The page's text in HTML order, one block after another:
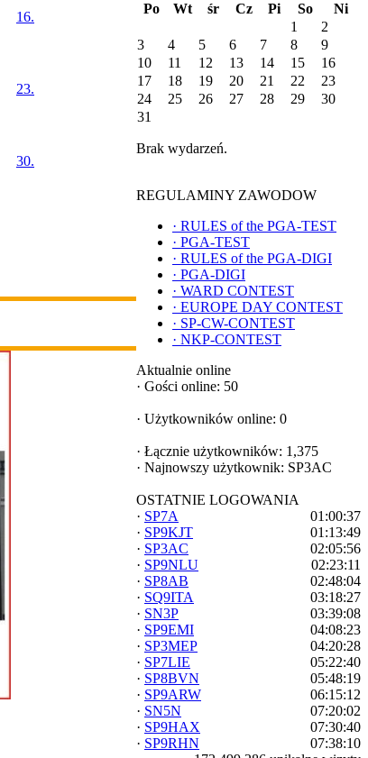
16.
23.
30.
Po
Wt śr Cz Pi So
Ni
1
2
3
4 5 6 7 8
9
10
11 12 13 14 15
16
17
18 19 20 21 22
23
24
25 26 27 28 29
30
31
Brak wydarzeń.
REGULAMINY ZAWODOW
· RULES of the PGA-TEST
· PGA-TEST
· RULES of the PGA-DIGI
· PGA-DIGI
· WARD CONTEST
· EUROPE DAY CONTEST
· SP-CW-CONTEST
· NKP-CONTEST
Aktualnie online
· Gości online: 50
· Użytkowników online: 0
· Łącznie użytkowników: 1,375
· Najnowszy użytkownik: SP3AC
OSTATNIE LOGOWANIA
· SP7A
01:00:37
· SP9KJT
01:13:49
· SP3AC
02:05:56
· SP9NLU
02:23:11
· SP8AB
02:48:04
· SQ9ITA
03:18:27
· SN3P
03:39:08
· SP9EMI
04:08:23
· SP3MEP
04:20:28
· SP7LIE
05:22:40
· SP8BVN
05:48:19
· SP9ARW
06:15:12
· SN5N
07:20:02
· SP9HAX
07:30:40
· SP9RHN
07:38:10